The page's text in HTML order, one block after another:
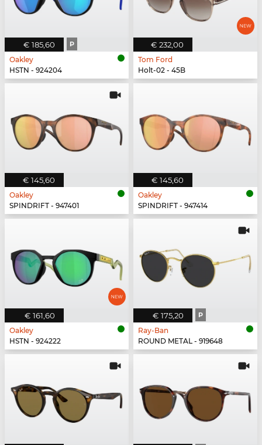
€ 185,60 P
Oakley
HSTN - 924204
€ 232,00
Tom Ford
Holt-02 - 45B
€ 145,60
Oakley
SPINDRIFT - 947401
€ 145,60
Oakley
SPINDRIFT - 947414
€ 161,60
Oakley
HSTN - 924222
€ 175,20 P
Ray-Ban
ROUND METAL - 919648